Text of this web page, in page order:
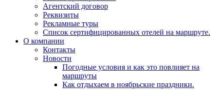
Агентский договор
Реквизиты
Рекламные туры
Список сертифицированных отелей на маршруте.
О компании
Контакты
Новости
Погодные условия и как это повлияет на
маршруты
Как отдыхаем в ноябрьские праздники.